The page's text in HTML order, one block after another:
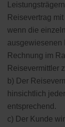
Reisevertrag
wenn die
ausgewiesenen
Rechnung im
Reisevermittler
b) Der
hinsichtlich
entsprechend.
c) Der Kunde